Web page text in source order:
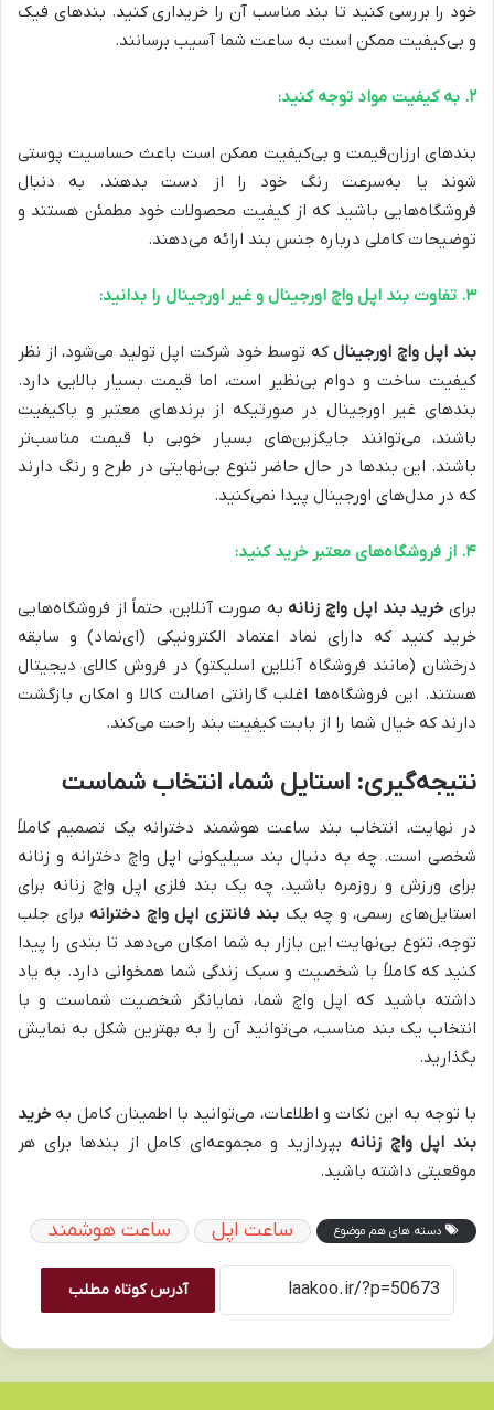
خود را بررسی کنید تا بند مناسب آن را خریداری کنید. بندهای فیک
و بی‌کیفیت ممکن است به ساعت شما آسیب برسانند.
۲. به کیفیت مواد توجه کنید:
بندهای ارزان‌قیمت و بی‌کیفیت ممکن است باعث حساسیت پوستی
شوند یا به‌سرعت رنگ خود را از دست بدهند. به دنبال
فروشگاه‌هایی باشید که از کیفیت محصولات خود مطمئن هستند و
توضیحات کاملی درباره جنس بند ارائه می‌دهند.
۳. تفاوت بند اپل واچ اورجینال و غیر اورجینال را بدانید:
بند اپل واچ اورجینالکه توسط خود شرکت اپل تولید می‌شود، از نظر
کیفیت ساخت و دوام بی‌نظیر است، اما قیمت بسیار بالایی دارد.
بندهای غیر اورجینال در صورتیکه از برندهای معتبر و باکیفیت
باشند، می‌توانند جایگزین‌های بسیار خوبی با قیمت مناسب‌تر
باشند. این بندها در حال حاضر تنوع بی‌نهایتی در طرح و رنگ دارند
که در مدل‌های اورجینال پیدا نمی‌کنید.
۴. از فروشگاه‌های معتبر خرید کنید:
برای خرید بند اپل واچ زنانه به صورت آنلاین، حتماً از فروشگاه‌هایی
خرید کنید که دارای نماد اعتماد الکترونیکی (ای‌نماد) و سابقه
درخشان (مانند فروشگاه آنلاین اسلیکتو) در فروش کالای دیجیتال
هستند. این فروشگاه‌ها اغلب گارانتی اصالت کالا و امکان بازگشت
دارند که خیال شما را از بابت کیفیت بند راحت می‌کند.
نتیجه‌گیری: استایل شما، انتخاب شماست
در نهایت، انتخاب بند ساعت هوشمند دخترانه یک تصمیم کاملاً
شخصی است. چه به دنبال بند سیلیکونی اپل واچ دخترانه و زنانه
برای ورزش و روزمره باشید، چه یک بند فلزی اپل واچ زنانه برای
استایل‌های رسمی، و چه یک بند فانتزی اپل واچ دخترانه برای جلب
توجه، تنوع بی‌نهایت این بازار به شما امکان می‌دهد تا بندی را پیدا
کنید که کاملاً با شخصیت و سبک زندگی شما همخوانی دارد. به یاد
داشته باشید که اپل واچ شما، نمایانگر شخصیت شماست و با
انتخاب یک بند مناسب، می‌توانید آن را به بهترین شکل به نمایش
بگذارید.
با توجه به این نکات و اطلاعات، می‌توانید با اطمینان کامل به خرید
بند اپل واچ زنانه بپردازید و مجموعه‌ای کامل از بندها برای هر
موقعیتی داشته باشید.
دسته های هم موضوع ساعت اپل ساعت هوشمند
آدرس کوتاه مطلب